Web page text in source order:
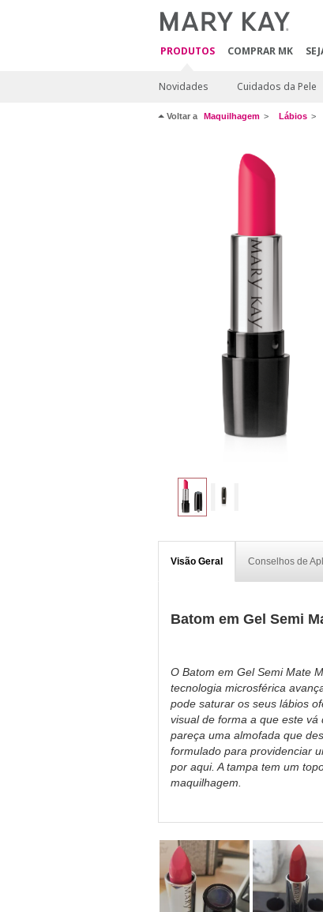
PRODUTOS COMPRAR MK
Novidades Cuidados da Pele
Voltar a Maquilhagem Lábios
Visão Geral Conselhos de
Batom em Gel Semi
O Batom em Gel Semi Mate
tecnologia microsférica
pode saturar os seus lábios
visual de forma a que este
pareça uma almofada que
formulado para providenciar
por aqui. A tampa tem um
maquilhagem.